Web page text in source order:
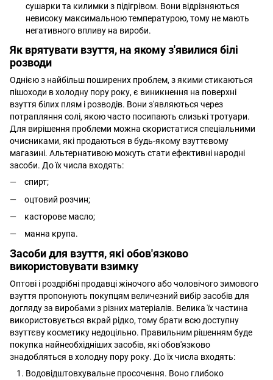
сушарки та килимки з підігрівом. Вони відрізняються
невисоку максимальною температурою, тому не мають
негативного впливу на вироби.
Як врятувати взуття, на якому з'явилися білі
розводи
Однією з найбільш поширених проблем, з якими стикаються
пішоходи в холодну пору року, є виникнення на поверхні
взуття білих плям і розводів. Вони з'являються через
потрапляння солі, якою часто посипають слизькі тротуари.
Для вирішення проблеми можна скористатися спеціальними
очисниками, які продаються в будь-якому взуттєвому
магазині. Альтернативою можуть стати ефективні народні
засоби. До їх числа входять:
спирт;
оцтовий розчин;
касторове масло;
манна крупа.
Засоби для взуття, які обов'язково
використовувати взимку
Оптові і роздрібні продавці жіночого або чоловічого зимового
взуття пропонують покупцям величезний вибір засобів для
догляду за виробами з різних матеріалів. Велика їх частина
використовується вкрай рідко, тому брати всю доступну
взуттєву косметику недоцільно. Правильним рішенням буде
покупка найнеобхідніших засобів, які обов'язково
знадобляться в холодну пору року. До їх числа входять:
Водовідштовхувальне просочення. Воно глибоко